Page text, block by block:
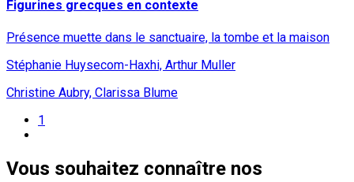
Figurines grecques en contexte
Présence muette dans le sanctuaire, la tombe et la maison
Stéphanie Huysecom-Haxhi, Arthur Muller
Christine Aubry, Clarissa Blume
1
Vous souhaitez connaître nos